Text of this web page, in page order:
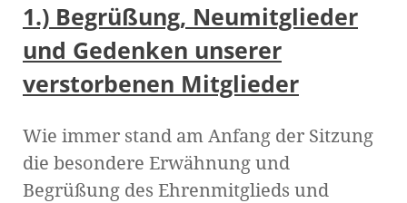
1.) Begrüßung, Neumitglieder
und Gedenken unserer
verstorbenen Mitglieder
Wie immer stand am Anfang der Sitzung
die besondere Erwähnung und
Begrüßung des Ehrenmitglieds und